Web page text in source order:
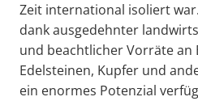
Zeit international isoliert
dank ausgedehnter
und beachtlicher Vorräte an
Edelsteinen, Kupfer und
ein enormes Potenzial